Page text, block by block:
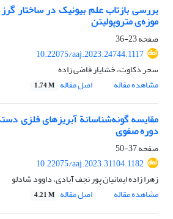
بررسی بازتاب علم بیونیک در ساختار
موزه‌ی متروپولیتن
صفحه23-36
10.22075/aaj.2023.24744.1117
سحر ذکاوت، خشایار قاضی زاده
مشاهده مقاله
اصل مقاله 1.74 M
مقایسه گونه‌شناسانة آبریزهای فلزی
دوره صفوی
صفحه37-50
10.22075/aaj.2023.31104.1182
زهرا زاده ایمانیان پور نجف آبادی، داوود شادلو
مشاهده مقاله
اصل مقاله 4.21 M